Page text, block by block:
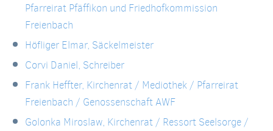
Pfarreirat Pfäffikon und Friedhofkommission
Freienbach
Höfliger Elmar, Säckelmeister
Corvi Daniel, Schreiber
Frank Heffter, Kirchenrat / Mediothek / Pfarreirat
Freienbach / Genossenschaft AWF
Golonka Miroslaw, Kirchenrat / Ressort Seelsorge /